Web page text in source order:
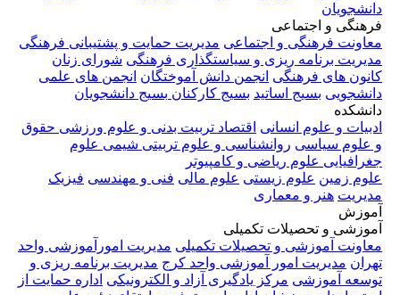
دانشجویان
فرهنگی و اجتماعی
معاونت فرهنگی و اجتماعی مدیریت حمایت و پشتیبانی فرهنگی
مدیریت برنامه ریزی و سیاستگذاری فرهنگی شورای زنان
کانون های فرهنگی انجمن دانش آموختگان انجمن های علمی
دانشجویی بسیج اساتید بسیج کارکنان بسیج دانشجویان
دانشکده
ادبیات و علوم انسانی اقتصاد تربیت بدنی و علوم ورزشی حقوق
و علوم سیاسی روانشناسی و علوم تربیتی شیمی علوم
جغرافیایی علوم ریاضی و کامپیوتر
علوم زمین علوم زیستی علوم مالی فنی و مهندسی فیزیک
مدیریت هنر و معماری
آموزش
آموزشی و تحصیلات تکمیلی
معاونت آموزشی و تحصیلات تکمیلی مدیریت امورآموزشی واحد
تهران مدیریت امور آموزشی واحد کرج مدیریت برنامه ریزی و
توسعه آموزشی مرکز یادگیری آزاد و الکترونیکی اداره حمایت از